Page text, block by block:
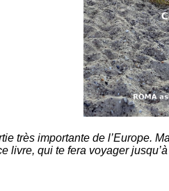
très importante de l’Europe.
qui te fera voyager